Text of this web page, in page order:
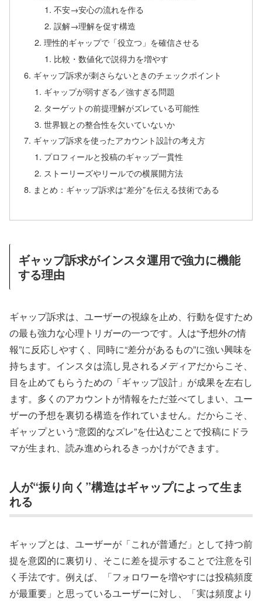
不安→安心の流れを作る
誤解→理解を促す構造
理性的ギャップで「役立つ」を確信させる
比較・数値化で説得力を増やす
ギャップ訴求が刺さらないときのチェックポイント
ギャップが弱すぎる／強すぎる問題
ターゲットの前提理解がズレている可能性
世界観との整合性を欠いていないか
ギャップ訴求を使ったアカウント設計の考え方
プロフィールと投稿のギャップ一貫性
ストーリーズやリールでの横展開方法
まとめ：ギャップ訴求は“差分”を伝える技術である
ギャップ訴求がインスタ運用で強力に機能
する理由
ギャップ訴求は、ユーザーの視線を止め、行動を促すため
の最も強力な心理トリガーの一つです。人は“予想外の情
報”に反応しやすく、同時に“差分があるもの”に強い興味を
持ちます。インスタは流し見されるメディアだからこそ、
目を止めてもらうための「ギャップ設計」が成果を左右し
ます。多くのアカウントが情報をただ並べてしまい、ユー
ザーの予想を裏切る構造を作れていません。だからこそ、
ギャップという“意図的なズレ”を仕込むことで投稿にドラ
マが生まれ、読み進められるきっかけができます。
人が“振り向く”構造はギャップによって生ま
れる
ギャップとは、ユーザーが「これが普通だ」として持つ前
提を意図的に裏切り、そこに差を提示することで注意を引
く手法です。例えば、「フォロワーを増やすには投稿頻度
が最重要」と思っているユーザーに対し、「実は頻度より